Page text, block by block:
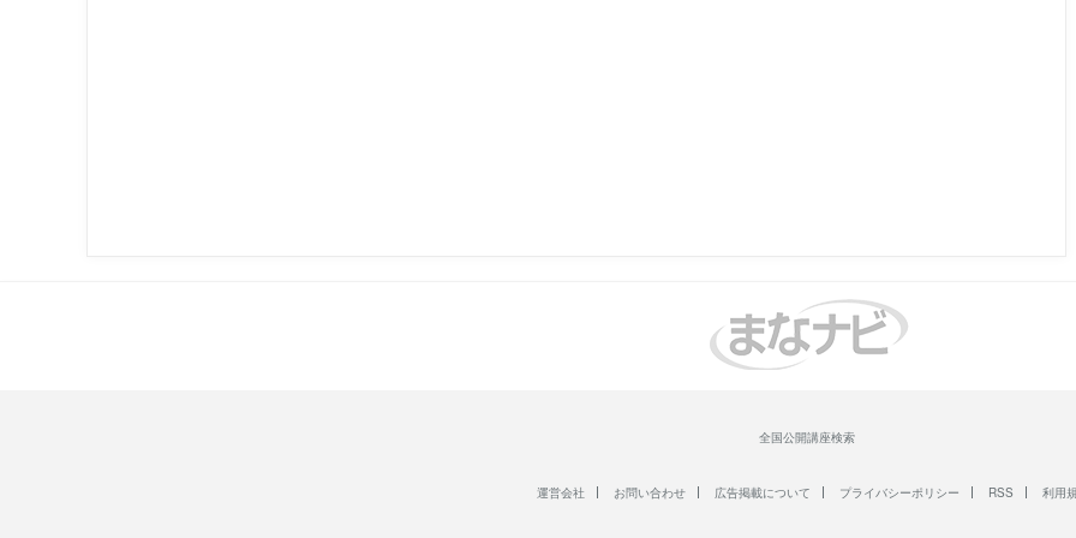
全国公開講座検索
運営会社 お問い合わせ 広告掲載について プライバシーポリシー RSS 利用